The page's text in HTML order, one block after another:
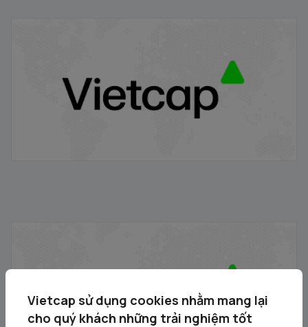
Vietcap sử dụng cookies nhằm mang lại
cho quý khách những trải nghiệm tốt